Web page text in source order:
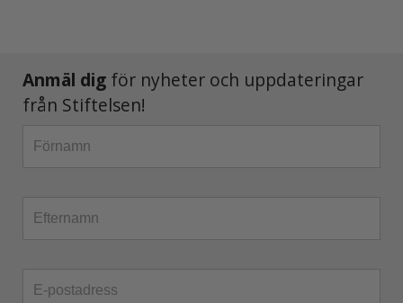
Anmäl dig för nyheter och uppdateringar
från Stiftelsen!